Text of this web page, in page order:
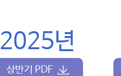
2025년
상반기 PDF